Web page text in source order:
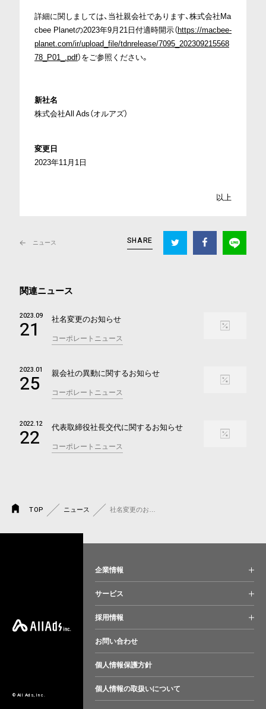
詳細に関しましては、当社親会社であります、株式会社Ma
cbee Planetの2023年9月21日付適時開示（https://macbee-
planet.com/ir/upload_file/tdnrelease/7095_202309215568
78_P01_.pdf）をご参照ください。
新社名
株式会社All Ads（オルアズ）
変更日
2023年11月1日
以上
ニュース SHARE
関連ニュース
2023.09
21 社名変更のお知らせ
コーポレートニュース
2023.01
25 親会社の異動に関するお知らせ
コーポレートニュース
2022.12
22 代表取締役社長交代に関するお知らせ
コーポレートニュース
TOP ニュース
© All Ads, Inc.
企業情報
サービス
採用情報
お問い合わせ
個人情報保護方針
個人情報の取扱いについて